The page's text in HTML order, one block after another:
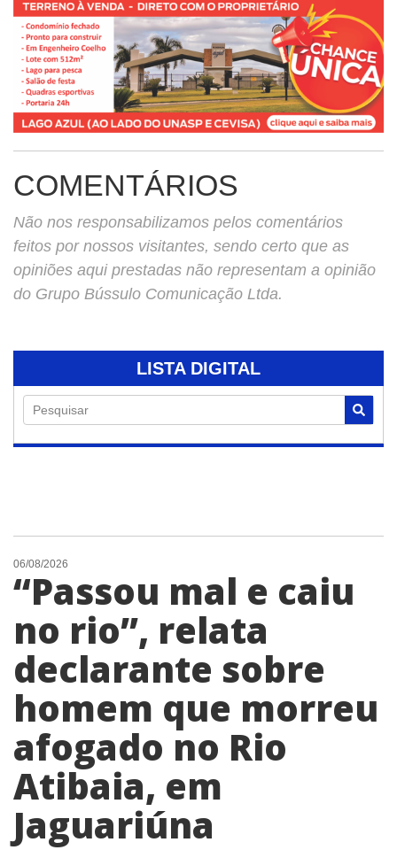
COMENTÁRIOS
Não nos responsabilizamos pelos comentários
feitos por nossos visitantes, sendo certo que as
opiniões aqui prestadas não representam a opinião
do Grupo Bússulo Comunicação Ltda.
LISTA DIGITAL
Pesquisar
06/08/2026
“Passou mal e caiu
no rio”, relata
declarante sobre
homem que morreu
afogado no Rio
Atibaia, em
Jaguariúna